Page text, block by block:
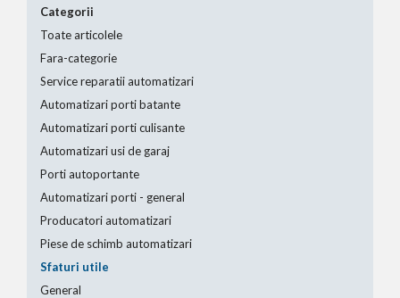
Categorii
Toate articolele
Fara-categorie
Service reparatii automatizari
Automatizari porti batante
Automatizari porti culisante
Automatizari usi de garaj
Porti autoportante
Automatizari porti - general
Producatori automatizari
Piese de schimb automatizari
Sfaturi utile
General